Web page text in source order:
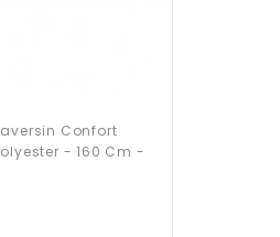
Confort
- 160 Cm -